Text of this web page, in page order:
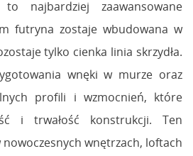
to najbardziej zaawansowane
futryna zostaje wbudowana w
tylko cienka linia skrzydła.
wnęki w murze oraz
profili i wzmocnień, które
i trwałość konstrukcji. Ten
wnętrzach, loftach